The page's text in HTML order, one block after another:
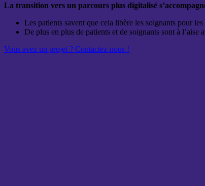
La transition vers un parcours plus digitalisé
Les patients savent que cela libère les soignants pour les
De plus en plus de patients et de soignants sont à l’aise
Vous avez un projet ? Contactez-nous !